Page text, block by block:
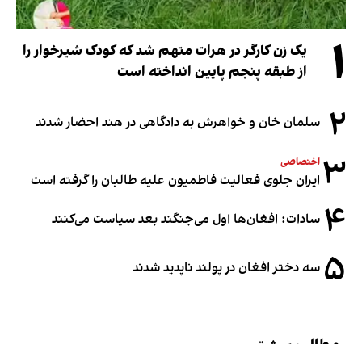
۱
یک زن کارگر در هرات متهم شد که کودک شیرخوار را
از طبقه پنجم پایین انداخته است
۲ سلمان خان و خواهرش به دادگاهی در هند احضار شدند
۳ اختصاصی
ایران جلوی فعالیت فاطمیون علیه طالبان را گرفته است
۴ سادات: افغان‌ها اول می‌جنگند بعد سیاست می‌کنند
۵ سه دختر افغان در پولند ناپدید شدند